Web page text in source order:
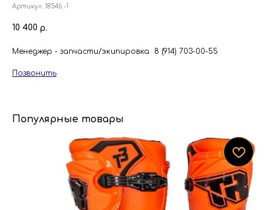
Артикул: 18546 -1
10 400 р.
Менеджер - запчасти/экипировка 8 (914) 703-00-55
Позвонить
Популярные товары